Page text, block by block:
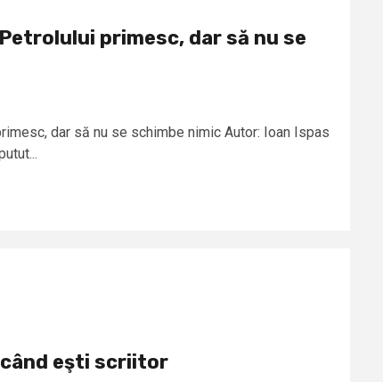
primesc, dar să nu se
dar să nu se schimbe nimic Autor: Ioan Ispas
eşti scriitor